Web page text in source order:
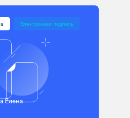
Электронная подпись
Елена